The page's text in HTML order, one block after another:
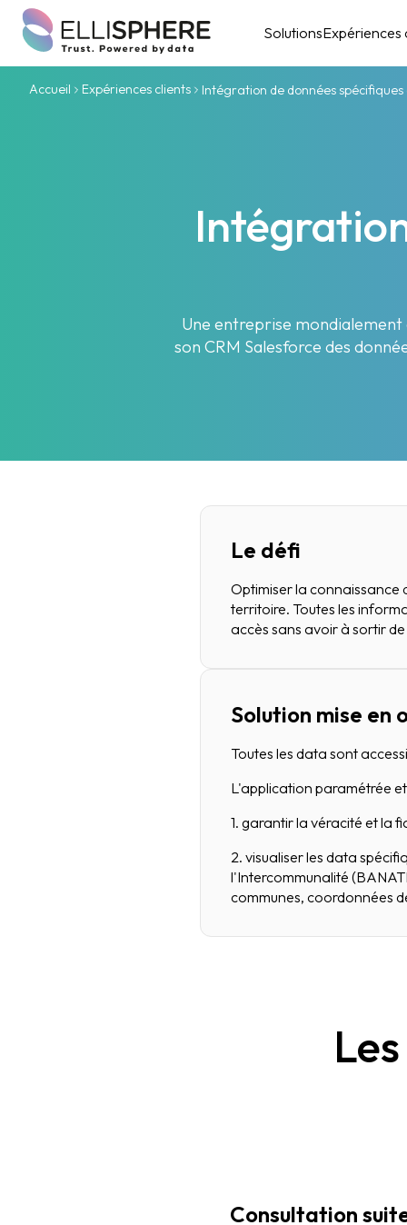
SolutionsExpériences
Accueil Expériences clients Intégration de données spécifiques
Une entreprise mondialement
son CRM Salesforce des
Le défi
Optimiser la connaissance
territoire. Toutes les
accès sans avoir à sortir
Solution mise en
Toutes les data sont
L'application paramétrée
1. garantir la véracité et la
2. visualiser les data
l'Intercommunalité
communes, coordonnées
Consultation